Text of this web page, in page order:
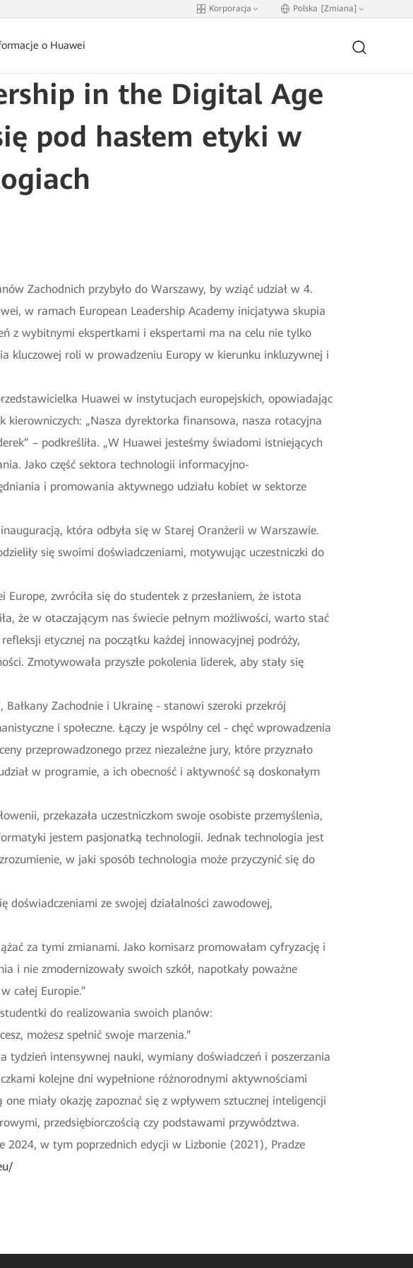
Korporacja Polska [Zmiana]
o Huawei
in the Digital Age
pod hasłem etyki w
Zachodnich przybyło do Warszawy, by wziąć udział w 4.
w ramach European Leadership Academy inicjatywa skupia
z wybitnymi ekspertkami i ekspertami ma na celu nie tylko
kluczowej roli w prowadzeniu Europy w kierunku inkluzywnej i
Huawei w instytucjach europejskich, opowiadając
„Nasza dyrektorka finansowa, nasza rotacyjna
– podkreśliła. „W Huawei jesteśmy świadomi istniejących
Jako część sektora technologii informacyjno-
i promowania aktywnego udziału kobiet w sektorze
która odbyła się w Starej Oranżerii w Warszawie.
się swoimi doświadczeniami, motywując uczestniczki do
zwróciła się do studentek z przesłaniem, że istota
że w otaczającym nas świecie pełnym możliwości, warto stać
etycznej na początku każdej innowacyjnej podróży,
Zmotywowała przyszłe pokolenia liderek, aby stały się
Zachodnie i Ukrainę - stanowi szeroki przekrój
i społeczne. Łączy je wspólny cel - chęć wprowadzenia
przeprowadzonego przez niezależne jury, które przyznało
w programie, a ich obecność i aktywność są doskonałym
przekazała uczestniczkom swoje osobiste przemyślenia,
jestem pasjonatką technologii. Jednak technologia jest
w jaki sposób technologia może przyczynić się do
doświadczeniami ze swojej działalności zawodowej,
za tymi zmianami. Jako komisarz promowałam cyfryzację i
i nie zmodernizowały swoich szkół, napotkały poważne
całej Europie.”
do realizowania swoich planów:
możesz spełnić swoje marzenia.”
tydzień intensywnej nauki, wymiany doświadczeń i poszerzania
kolejne dni wypełnione różnorodnymi aktywnościami
miały okazję zapoznać się z wpływem sztucznej inteligencji
przedsiębiorczością czy podstawami przywództwa.
2024, w tym poprzednich edycji w Lizbonie (2021), Pradze